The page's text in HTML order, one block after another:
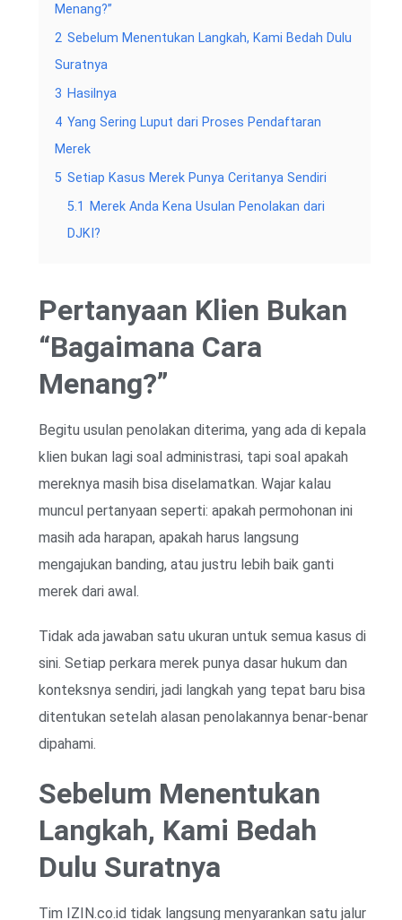
Menang?”
2 Sebelum Menentukan Langkah, Kami Bedah Dulu
Suratnya
3 Hasilnya
4 Yang Sering Luput dari Proses Pendaftaran
Merek
5 Setiap Kasus Merek Punya Ceritanya Sendiri
5.1
Merek Anda Kena Usulan Penolakan dari
DJKI?
Pertanyaan Klien Bukan
“Bagaimana Cara
Menang?”
Begitu usulan penolakan diterima, yang ada di kepala
klien bukan lagi soal administrasi, tapi soal apakah
mereknya masih bisa diselamatkan. Wajar kalau
muncul pertanyaan seperti: apakah permohonan ini
masih ada harapan, apakah harus langsung
mengajukan banding, atau justru lebih baik ganti
merek dari awal.
Tidak ada jawaban satu ukuran untuk semua kasus di
sini. Setiap perkara merek punya dasar hukum dan
konteksnya sendiri, jadi langkah yang tepat baru bisa
ditentukan setelah alasan penolakannya benar-benar
dipahami.
Sebelum Menentukan
Langkah, Kami Bedah
Dulu Suratnya
Tim IZIN.co.id tidak langsung menyarankan satu jalur